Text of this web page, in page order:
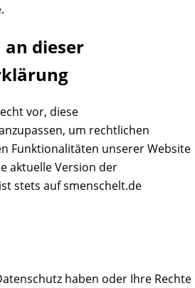
dieser
vor, diese
um rechtlichen
Funktionalitäten unserer Website
aktuelle Version der
stets auf smenschelt.de
haben oder Ihre Rechte